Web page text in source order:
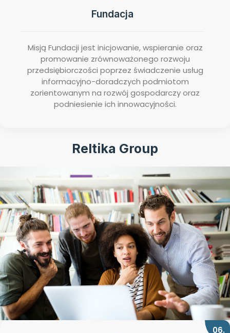
Fundacja
Misją Fundacji jest inicjowanie, wspieranie oraz
promowanie zrównoważonego rozwoju
przedsiębiorczości poprzez świadczenie usług
informacyjno-doradczych podmiotom
zorientowanym na rozwój gospodarczy oraz
podniesienie ich innowacyjności.
06.
Reltika Group